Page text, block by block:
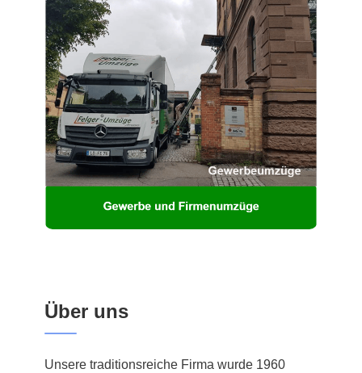
Über uns
Unsere traditionsreiche Firma wurde 1960